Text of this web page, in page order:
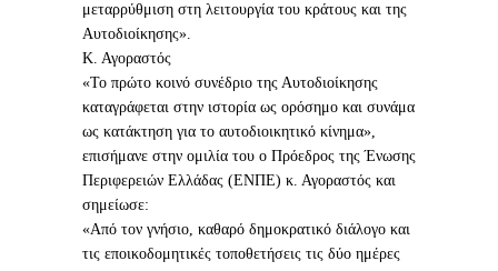
μεταρρύθμιση στη λειτουργία του κράτους και της
Αυτοδιοίκησης».
Κ. Αγοραστός
«Το πρώτο κοινό συνέδριο της Αυτοδιοίκησης
καταγράφεται στην ιστορία ως ορόσημο και συνάμα
ως κατάκτηση για το αυτοδιοικητικό κίνημα»,
επισήμανε στην ομιλία του ο Πρόεδρος της Ένωσης
Περιφερειών Ελλάδας (ΕΝΠΕ) κ. Αγοραστός και
σημείωσε:
«Από τον γνήσιο, καθαρό δημοκρατικό διάλογο και
τις εποικοδομητικές τοποθετήσεις τις δύο ημέρες